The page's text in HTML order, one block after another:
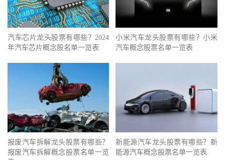
汽车芯片龙头股票有哪些？2024
年汽车芯片概念股名单一览表
小米汽车龙头股票有哪些？小米
汽车概念股票名单一览表
报废汽车拆解龙头股票有哪些？
报废汽车拆解概念股票名单一览
新能源汽车龙头股票有哪些？新
能源汽车概念股票名单一览表